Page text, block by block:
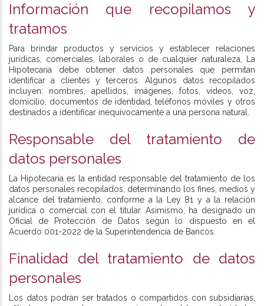
Información que recopilamos y
tratamos
Para brindar productos y servicios y establecer relaciones
jurídicas, comerciales, laborales o de cualquier naturaleza, La
Hipotecaria debe obtener datos personales que permitan
identificar a clientes y terceros. Algunos datos recopilados
incluyen: nombres, apellidos, imágenes, fotos, videos, voz,
domicilio, documentos de identidad, teléfonos móviles y otros
destinados a identificar inequívocamente a una persona natural.
Responsable del tratamiento de
datos personales
La Hipotecaria es la entidad responsable del tratamiento de los
datos personales recopilados, determinando los fines, medios y
alcance del tratamiento, conforme a la Ley 81 y a la relación
jurídica o comercial con el titular. Asimismo, ha designado un
Oficial de Protección de Datos según lo dispuesto en el
Acuerdo 001-2022 de la Superintendencia de Bancos.
Finalidad del tratamiento de datos
personales
Los datos podrán ser tratados o compartidos con subsidiarias,